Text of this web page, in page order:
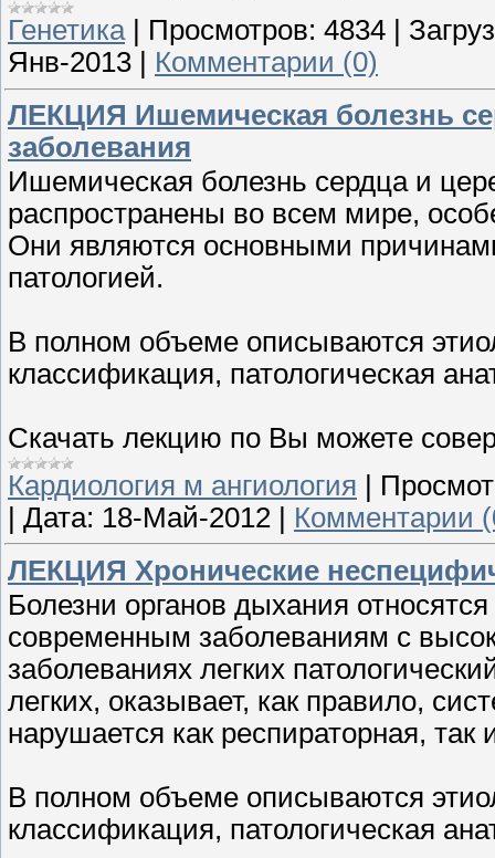
Генетика| Просмотров: 4834
Янв-2013
Комментарии (0)
ЛЕКЦИЯ Ишемическая болезнь
заболевания
Ишемическая болезнь сердца и
распространены во всем мире,
Они являются основными
патологией.
В полном объеме описываются
классификация, патологическая
Скачать лекцию по Вы можете
Кардиология м ангиология
Дата: 18-Май-2012
Комментарии
ЛЕКЦИЯ Хронические
Болезни органов дыхания
современным заболеваниям с
заболеваниях легких
легких, оказывает, как правило,
нарушается как респираторная,
В полном объеме описываются
классификация, патологическая